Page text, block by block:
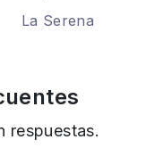
La Serena
respuestas.